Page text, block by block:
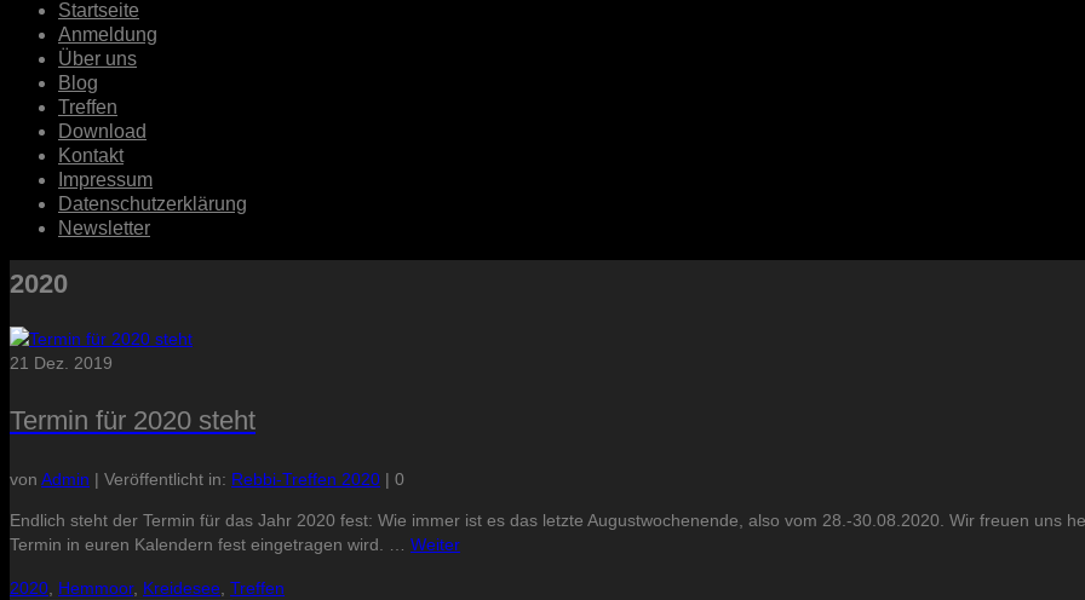
Startseite
Anmeldung
Über uns
Blog
Treffen
Download
Kontakt
Impressum
Datenschutzerklärung
Newsletter
2020
21 Dez. 2019
Termin für 2020 steht
von Admin | Veröffentlicht in: Rebbi-Treffen 2020 | 0
Endlich steht der Termin für das Jahr 2020 fest: Wie immer ist es das letzte Augustwochenende, also vom 28.-30.08.2020. Wir freuen uns
Termin in euren Kalendern fest eingetragen wird. … Weiter
2020, Hemmoor, Kreidesee, Treffen